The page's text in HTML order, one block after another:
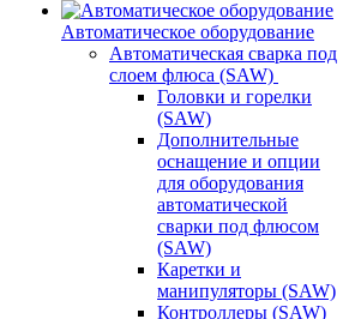
Автоматическое оборудование
Автоматическая сварка под
слоем флюса (SAW)
Головки и горелки
(SAW)
Дополнительные
оснащение и опции
для оборудования
автоматической
сварки под флюсом
(SAW)
Каретки и
манипуляторы (SAW)
Контроллеры (SAW)